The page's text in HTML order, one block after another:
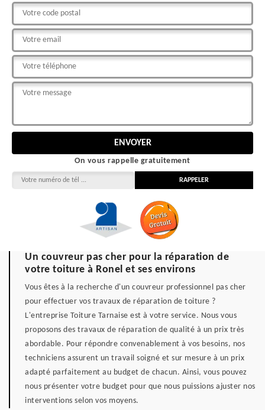
On vous rappelle gratuitement
Un couvreur pas cher pour la réparation de
votre toiture à Ronel et ses environs
Vous êtes à la recherche d'un couvreur professionnel pas cher
pour effectuer vos travaux de réparation de toiture ?
L'entreprise Toiture Tarnaise est à votre service. Nous vous
proposons des travaux de réparation de qualité à un prix très
abordable. Pour répondre convenablement à vos besoins, nos
techniciens assurent un travail soigné et sur mesure à un prix
adapté parfaitement au budget de chacun. Ainsi, vous pouvez
nous présenter votre budget pour que nous puissions ajuster nos
interventions selon vos moyens.